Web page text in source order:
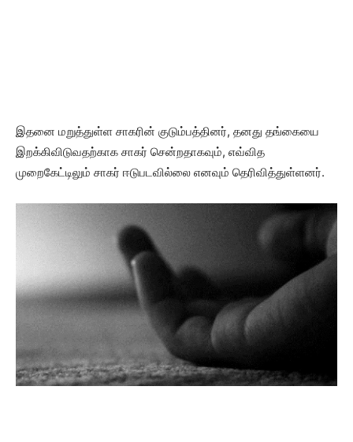
இதனை மறுத்துள்ள சாகரின் குடும்பத்தினர், தனது தங்கையை
இறக்கிவிடுவதற்காக சாகர் சென்றதாகவும், எவ்வித
முறைகேட்டிலும் சாகர் ஈடுபடவில்லை எனவும் தெரிவித்துள்ளனர்.